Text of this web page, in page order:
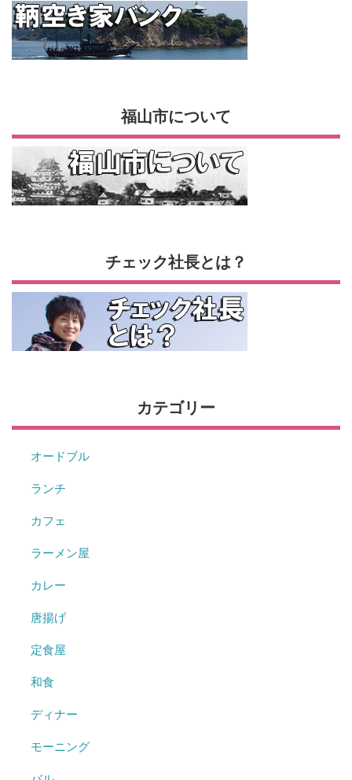
福山市について
チェック社長とは？
カテゴリー
オードブル
ランチ
カフェ
ラーメン屋
カレー
唐揚げ
定食屋
和食
ディナー
モーニング